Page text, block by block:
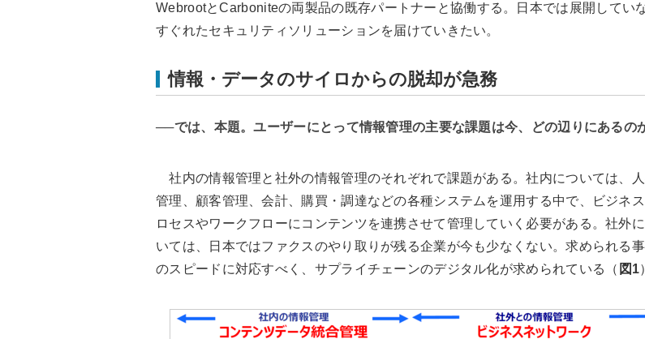
WebrootとCarboniteの両製品の既存パートナーと協働する。日本では展開してい
すぐれたセキュリティソリューションを届けていきたい。
情報・データのサイロからの脱却が急務
──では、本題。ユーザーにとって情報管理の主要な課題は今、どの辺りにあるの
社内の情報管理と社外の情報管理のそれぞれで課題がある。社内については、
管理、顧客管理、会計、購買・調達などの各種システムを運用する中で、ビジネ
ロセスやワークフローにコンテンツを連携させて管理していく必要がある。社外
いては、日本ではファクスのやり取りが残る企業が今も少なくない。求められる
のスピードに対応すべく、サプライチェーンのデジタル化が求められている（ 図1